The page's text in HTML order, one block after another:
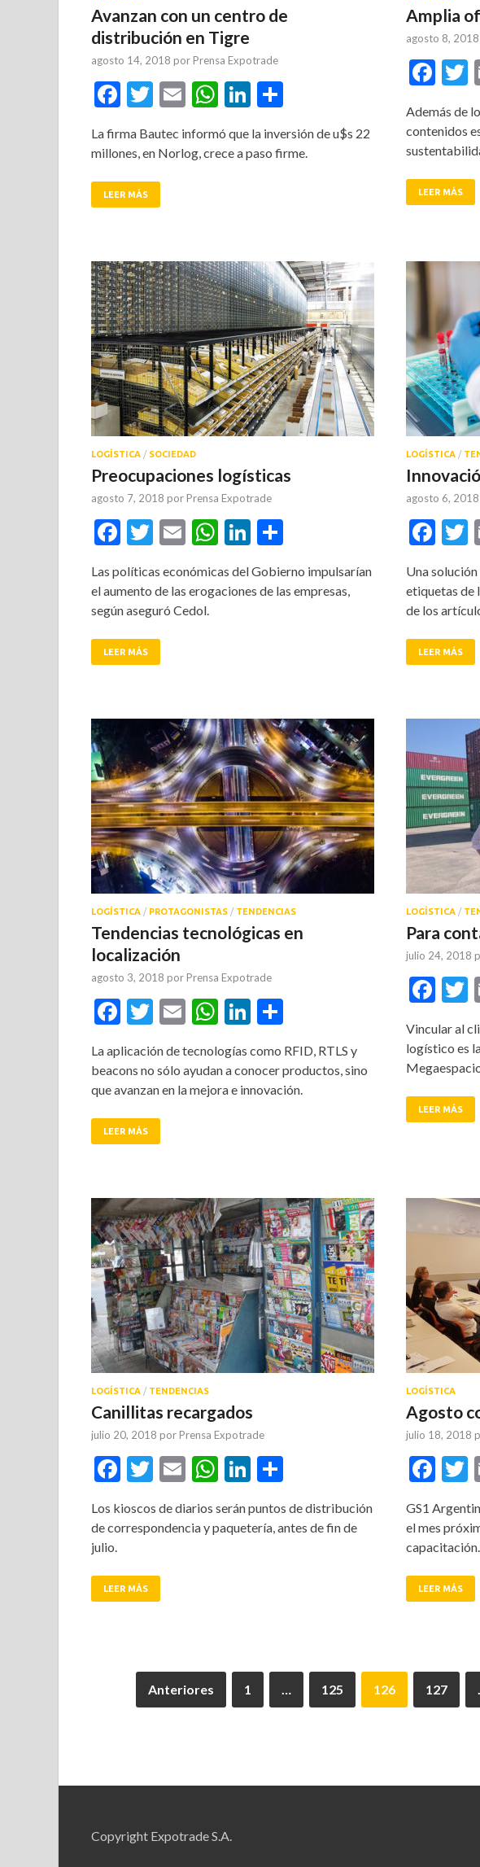
Avanzan con un centro de
distribución en Tigre
agosto 14, 2018 por Prensa Expotrade
Facebook
Twitter
EmailWhatsApp
LinkedIn
La firma Bautec informó que la inversión de u$s 22
millones, en Norlog, crece a paso firme.
LEER MÁS
Amplia
agosto 8, 2018
Además de
contenidos
LEER MÁS
LOGÍSTICA / SOCIEDAD
Preocupaciones logísticas
agosto 7, 2018 por Prensa Expotrade
Facebook
Twitter
EmailWhatsApp
LinkedIn
Las políticas económicas del Gobierno impulsarían
el aumento de las erogaciones de las empresas,
según aseguró Cedol.
LEER MÁS
LOGÍSTICA /
agosto 6, 2018
Una
etiquetas de
de los
LEER MÁS
LOGÍSTICA / PROTAGONISTAS / TENDENCIAS
Tendencias tecnológicas en
localización
agosto 3, 2018 por Prensa Expotrade
Facebook
Twitter
EmailWhatsApp
LinkedIn
La aplicación de tecnologías como RFID, RTLS y
beacons no sólo ayudan a conocer productos, sino
que avanzan en la mejora e innovación.
LEER MÁS
LOGÍSTICA /
Para
julio 24, 2018
Vincular al
logístico es
LEER MÁS
LOGÍSTICA / TENDENCIAS
Canillitas recargados
julio 20, 2018 por Prensa Expotrade
Facebook
Twitter
EmailWhatsApp
LinkedIn
Los kioscos de diarios serán puntos de distribución
de correspondencia y paquetería, antes de fin de
julio.
LEER MÁS
LOGÍSTICA
Agosto
julio 18, 2018
GS1
el mes
capacitación.
LEER MÁS
Anteriores 1 … 125 126 127
Copyright Expotrade S.A.